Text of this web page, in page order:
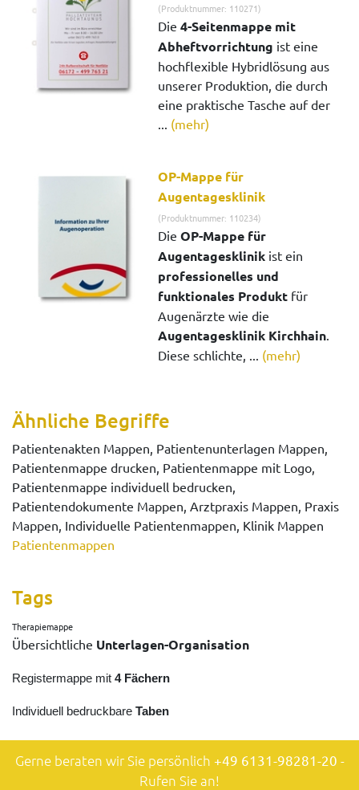
(Produktnummer: 110271)
Die4-Seitenmappe mit
Abheftvorrichtung ist eine
hochflexible Hybridlösung aus
unserer Produktion, die durch
eine praktische Tasche auf der
(mehr)
OP-Mappe für
Augentagesklinik
(Produktnummer: 110234)
DieOP-Mappe für
Augentagesklinik ist ein
professionelles und
funktionales Produkt für
Augenärzte wie die
Augentagesklinik Kirchhain
Diese schlichte, ... (mehr)
Ähnliche Begriffe
Patientenakten Mappen, Patientenunterlagen Mappen,
Patientenmappe drucken, Patientenmappe mit Logo,
Patientenmappe individuell bedrucken,
Patientendokumente Mappen, Arztpraxis Mappen, Praxis
Mappen, Individuelle Patientenmappen, Klinik Mappen
Patientenmappen
Tags
Therapiemappe
Übersichtliche Unterlagen-Organisation
Registermappe mit 4 Fächern
Individuell bedruckbare Taben
Gerne beraten wir Sie persönlich +49 6131-98281-20 -
Rufen Sie an!